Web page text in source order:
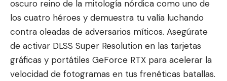
oscuro reino de la mitología nórdica como uno de
los cuatro héroes y demuestra tu valía luchando
contra oleadas de adversarios míticos. Asegúrate
de activar DLSS Super Resolution en las tarjetas
gráficas y portátiles GeForce RTX para acelerar la
velocidad de fotogramas en tus frenéticas batallas.